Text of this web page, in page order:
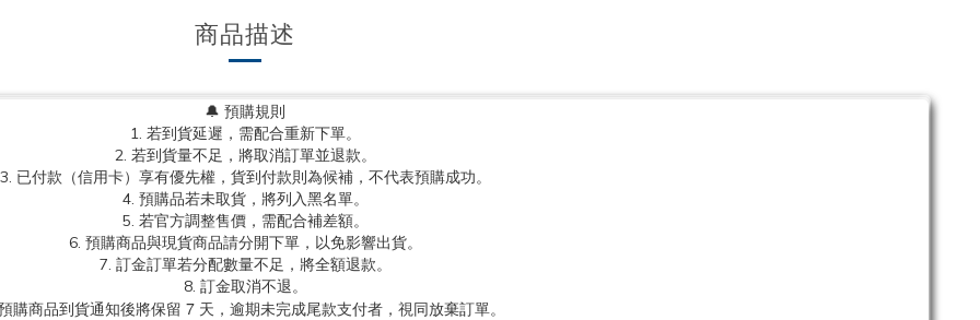
商品描述
🔔 預購規則
1. 若到貨延遲，需配合重新下單。
2. 若到貨量不足，將取消訂單並退款。
3. 已付款（信用卡）享有優先權，貨到付款則為候補，不代表預購成功。
4. 預購品若未取貨，將列入黑名單。
5. 若官方調整售價，需配合補差額。
6. 預購商品與現貨商品請分開下單，以免影響出貨。
7. 訂金訂單若分配數量不足，將全額退款。
8. 訂金取消不退。
購商品到貨通知後將保留 7 天，逾期未完成尾款支付者，視同放棄訂單。